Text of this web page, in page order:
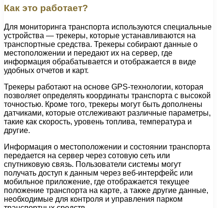
Как это работает?
Для мониторинга транспорта используются специальные
устройства — трекеры, которые устанавливаются на
транспортные средства. Трекеры собирают данные о
местоположении и передают их на сервер, где
информация обрабатывается и отображается в виде
удобных отчетов и карт.
Трекеры работают на основе GPS-технологии, которая
позволяет определять координаты транспорта с высокой
точностью. Кроме того, трекеры могут быть дополнены
датчиками, которые отслеживают различные параметры,
такие как скорость, уровень топлива, температура и
другие.
Информация о местоположении и состоянии транспорта
передается на сервер через сотовую сеть или
спутниковую связь. Пользователи системы могут
получать доступ к данным через веб-интерфейс или
мобильное приложение, где отображается текущее
положение транспорта на карте, а также другие данные,
необходимые для контроля и управления парком